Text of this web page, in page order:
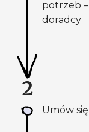
potrzeb
doradcy
2
Umów